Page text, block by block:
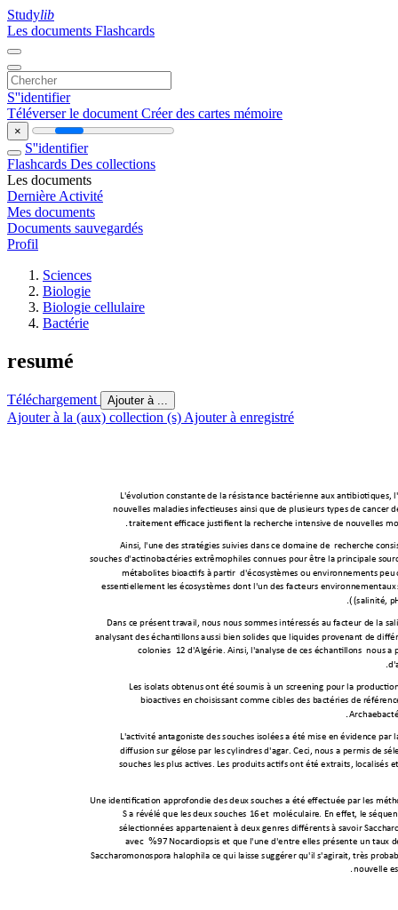
Studylib
Les documents Flashcards
S''identifier
Téléverser le document Créer des cartes mémoire
×
S''identifier
Flashcards Des collections
Les documents
Dernière Activité
Mes documents
Documents sauvegardés
Profil
Sciences
Biologie
Biologie cellulaire
Bactérie
resumé
Téléchargement Ajouter à ...
Ajouter à la (aux) collection (s) Ajouter à enregistré
L'évolution constante de la résistance bactérienne aux antibiotiques, l'
nouvelles maladies infectieuses ainsi que de plusieurs types de cancer
traitement efficace justifient la recherche intensive de nouvelles
.
Ainsi, l'une des stratégies suivies dans ce domaine de
  recherche c
souches d'actinobactéries extrêmophiles connues pour être la principale s
métabolites bioactifs à partir  d'écosystèmes ou environnements peu
essentiellement les écosystèmes dont l'un des facteurs environnementaux
(salinité,
.)
Dans ce présent travail, nous nous sommes intéressés au facteur de la sali
analysant des échantillons aussi bien solides que liquides provenant de
d'Algérie. Ainsi, l'analyse de ces échantill ons  nous a

colonies
.
Les isolats obtenus ont été soumis à un screening pour la producti
bioactives en choisissant comme cibles des bactéries de
.
L'activité antagoniste des souches isolées a été mise en évidence par
diffusion sur gélose par les cylindres d'agar. Ceci, nous a permis de
souches les plus actives. Les produits actifs ont été extraits, localisés et
Une identification approfondie des deux souches a été effectuée par les méth
et  moléculaire. En effet, le

S a révélé que les deux souches
sélectionnées appartenaient à deux genres différents à savoir Saccha
Nocardiopsis et que l'une d'entre elles présente un taux

%
avec
Saccharomonospora halophila ce qui laisse suggérer qu'il s'agirait, très
nouvelle
.